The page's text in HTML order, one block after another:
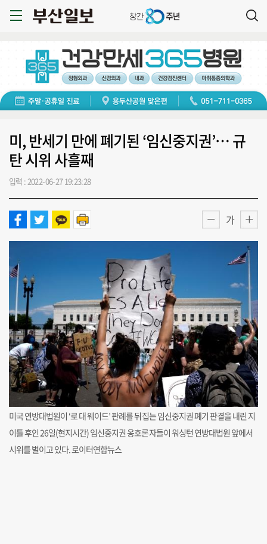
미, 반세기 만에 폐기된 ‘임신중지권’… 규
탄 시위 사흘째
입력 : 2022-06-27 19:23:28
가
미국 연방대법원이 ‘로 대 웨이드’ 판례를 뒤집는 임신중지권 폐기 판결을 내린 지
이틀 후인 26일(현지시간) 임신중지권 옹호론자들이 워싱턴 연방대법원 앞에서
시위를 벌이고 있다. 로이터연합뉴스